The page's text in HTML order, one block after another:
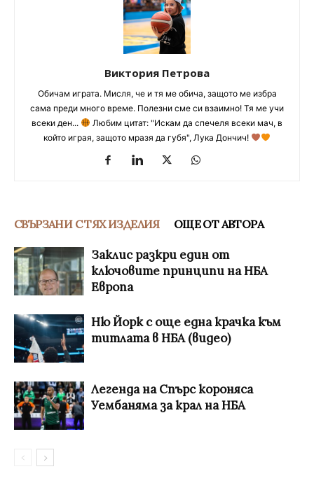
Виктория Петрова
Обичам играта. Мисля, че и тя ме обича, защото ме избра
сама преди много време. Полезни сме си взаимно! Тя ме учи
всеки ден...
Любим цитат: "Искам да спечеля всеки мач, в
който играя, защото мразя да губя", Лука Дончич!
СВЪРЗАНИ С ТЯХ ИЗДЕЛИЯ ОЩЕ ОТ АВТОРА
Заклис разкри един от
ключовите принципи на НБА
Европа
Ню Йорк с още една крачка към
титлата в НБА (видео)
Легенда на Спърс короняса
Уембаняма за крал на НБА